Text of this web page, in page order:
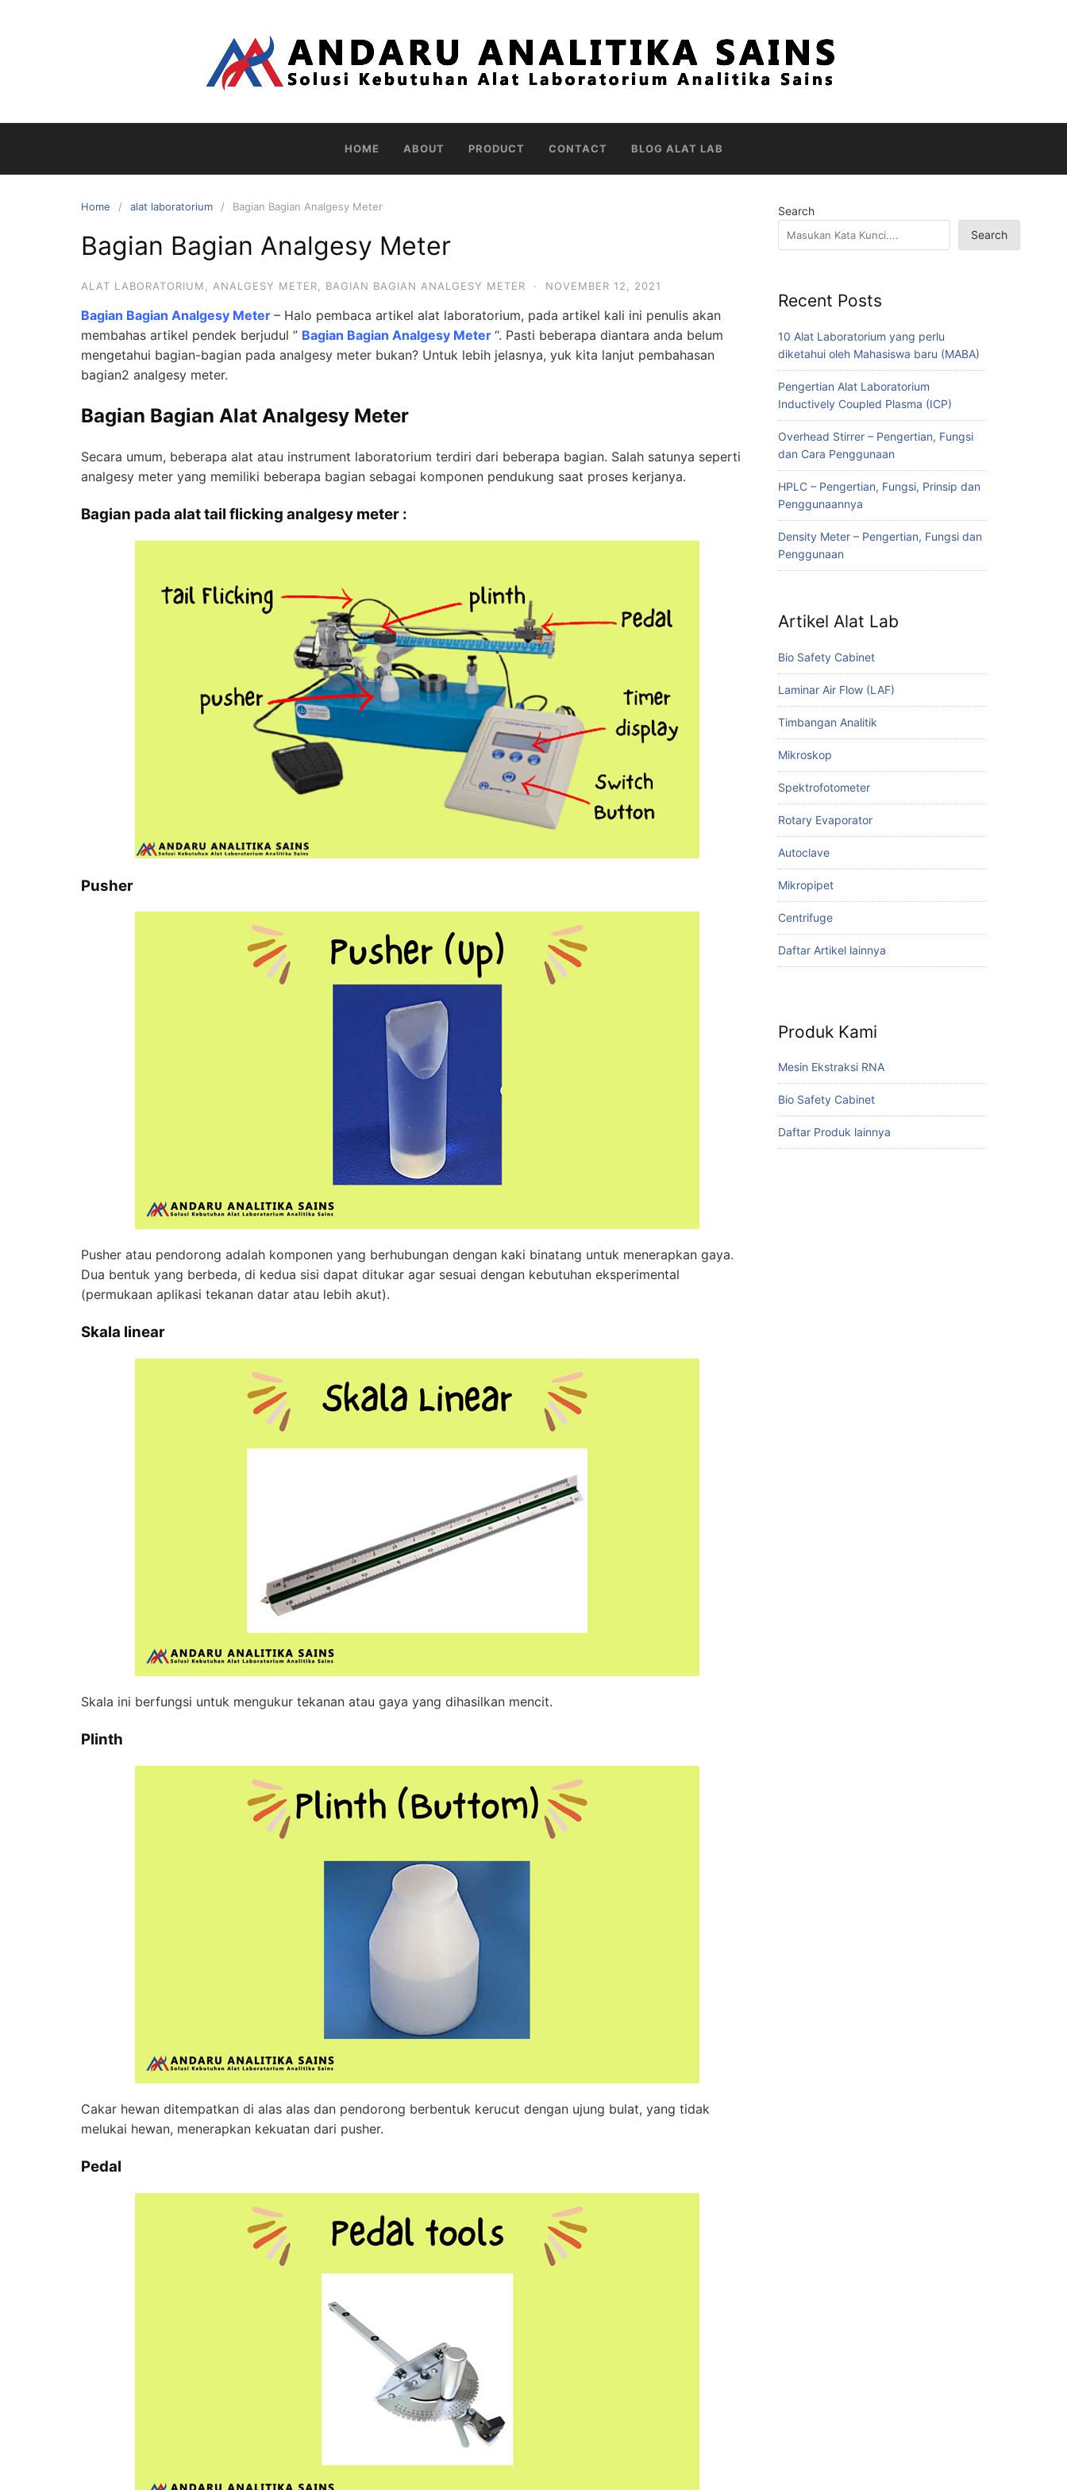
HOME ABOUT PRODUCT CONTACT BLOG ALAT LAB
Home alat laboratorium Bagian Bagian Analgesy Meter
Bagian Bagian Analgesy Meter
ALAT LABORATORIUM ANALGESY METER BAGIAN BAGIAN ANALGESY METER · NOVEMBER 12, 2021
Bagian Bagian Analgesy Meter – Halo pembaca artikel alat laboratorium, pada artikel kali ini penulis akan
membahas artikel pendek berjudul ” Bagian Bagian Analgesy Meter “. Pasti beberapa diantara anda belum
mengetahui bagian-bagian pada analgesy meter bukan? Untuk lebih jelasnya, yuk kita lanjut pembahasan
bagian2 analgesy meter.
Bagian Bagian Alat Analgesy Meter
Secara umum, beberapa alat atau instrument laboratorium terdiri dari beberapa bagian. Salah satunya seperti
analgesy meter yang memiliki beberapa bagian sebagai komponen pendukung saat proses kerjanya.
Bagian pada alat tail flicking analgesy meter :
Pusher
Pusher atau pendorong adalah komponen yang berhubungan dengan kaki binatang untuk menerapkan gaya.
Dua bentuk yang berbeda, di kedua sisi dapat ditukar agar sesuai dengan kebutuhan eksperimental
(permukaan aplikasi tekanan datar atau lebih akut).
Skala linear
Skala ini berfungsi untuk mengukur tekanan atau gaya yang dihasilkan mencit.
Plinth
Cakar hewan ditempatkan di alas alas dan pendorong berbentuk kerucut dengan ujung bulat, yang tidak
melukai hewan, menerapkan kekuatan dari pusher.
Pedal
Search
Search
Recent Posts
10 Alat Laboratorium yang perlu
diketahui oleh Mahasiswa baru (MABA)
Pengertian Alat Laboratorium
Inductively Coupled Plasma (ICP)
Overhead Stirrer – Pengertian, Fungsi
dan Cara Penggunaan
HPLC – Pengertian, Fungsi, Prinsip dan
Penggunaannya
Density Meter – Pengertian, Fungsi dan
Penggunaan
Artikel Alat Lab
Bio Safety Cabinet
Laminar Air Flow (LAF)
Timbangan Analitik
Mikroskop
Spektrofotometer
Rotary Evaporator
Autoclave
Mikropipet
Centrifuge
Daftar Artikel lainnya
Produk Kami
Mesin Ekstraksi RNA
Bio Safety Cabinet
Daftar Produk lainnya